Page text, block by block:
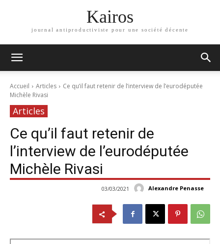
Kairos
journal antiproductiviste pour une société décente
Accueil Articles
Ce qu’il faut retenir de l’interview de l’eurodéputée
Michèle Rivasi
Articles
Ce qu’il faut retenir de
l’interview de l’eurodéputée
Michèle Rivasi
Alexandre Penasse
03/03/2021